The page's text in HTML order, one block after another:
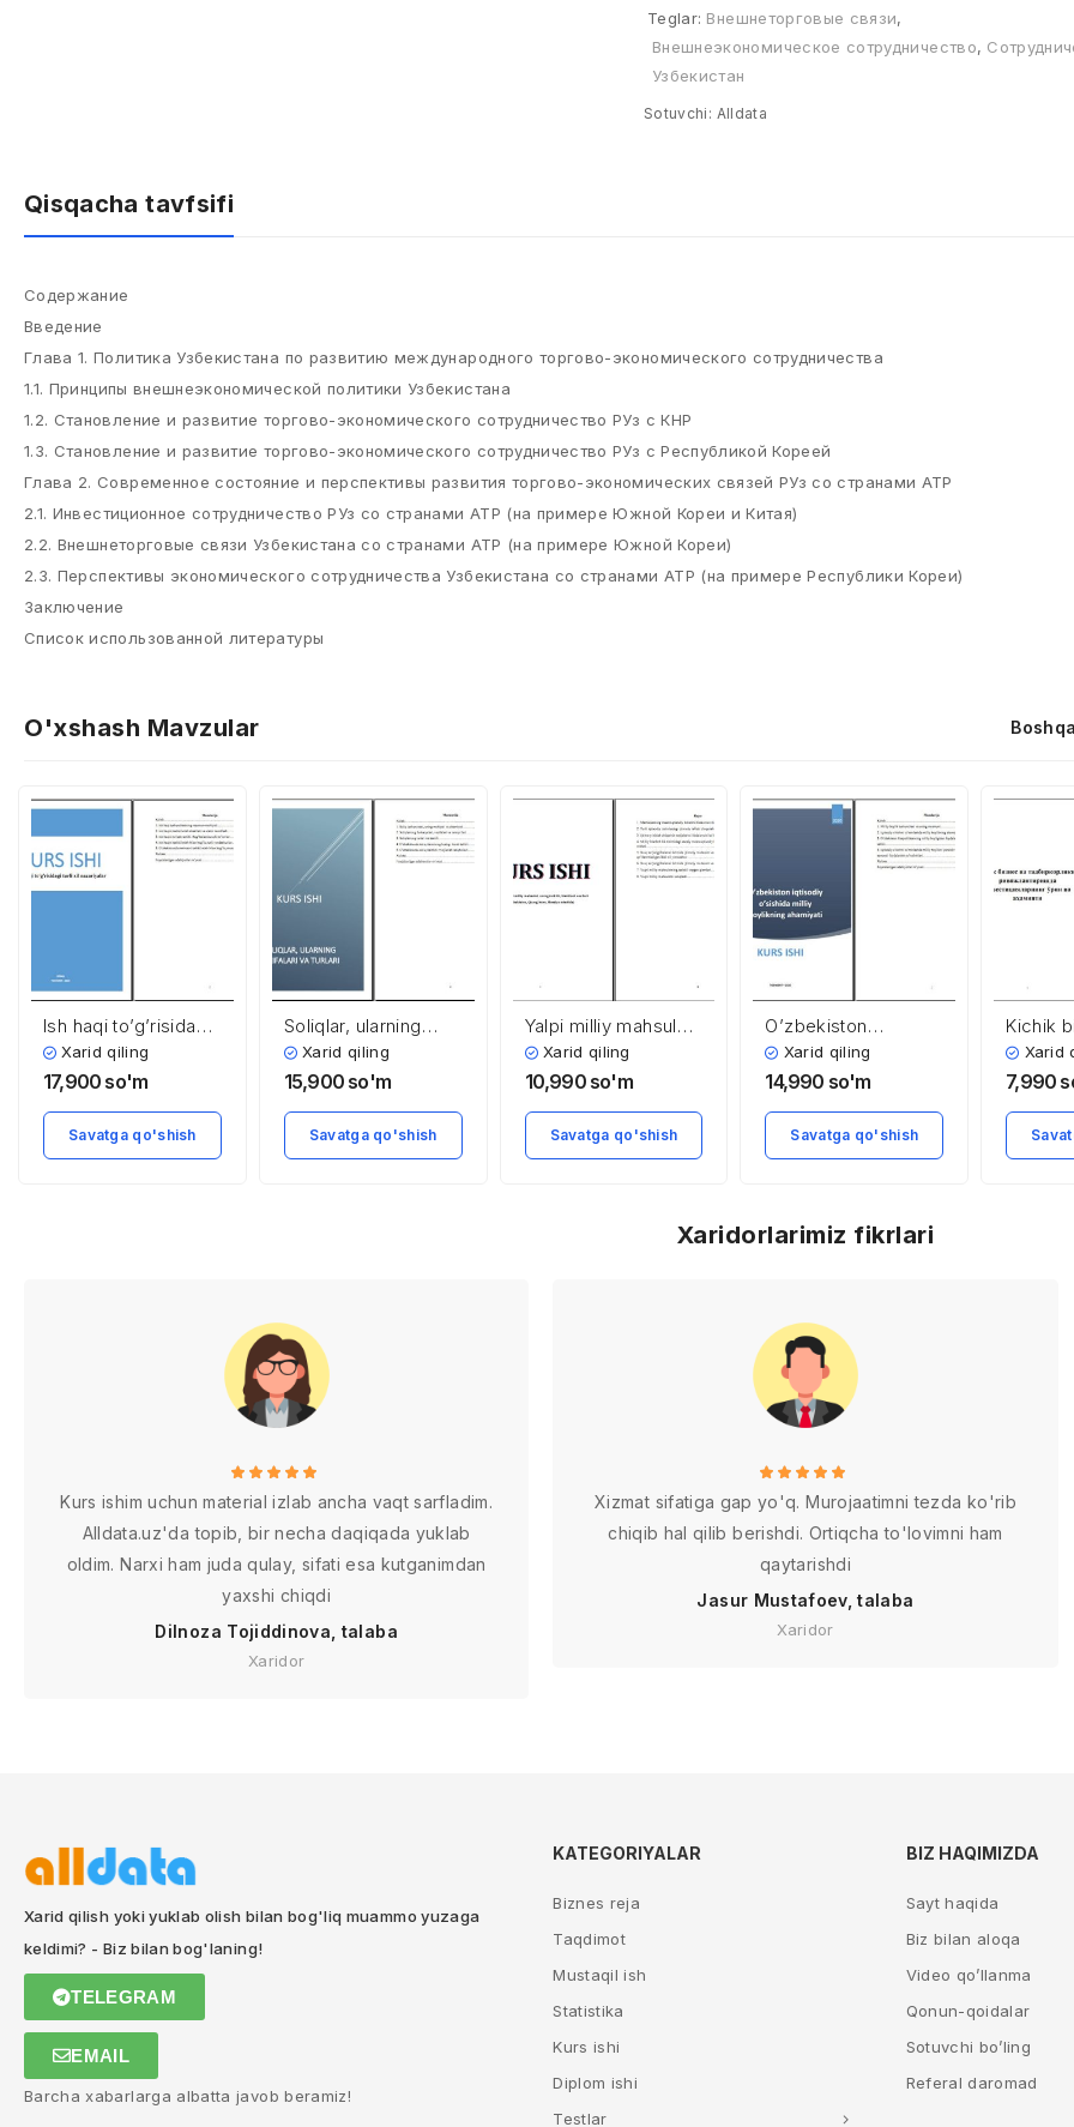
Teglar: Внешнеторговые связи,
Внешнеэкономическое сотрудничество,
Узбекистан
Sotuvchi: Alldata
Qisqacha tavfsifi
Содержание
Введение
Глава 1. Политика Узбекистана по развитию международного торгово-экономического сотрудничества
1.1. Принципы внешнеэкономической политики Узбекистана
1.2. Становление и развитие торгово-экономического сотрудничество РУз с КНР
1.3. Становление и развитие торгово-экономического сотрудничество РУз с Республикой Кореей
Глава 2. Современное состояние и перспективы развития торгово-экономических связей РУз со странами АТР
2.1. Инвестиционное сотрудничество РУз со странами АТР (на примере Южной Кореи и Китая)
2.2. Внешнеторговые связи Узбекистана со странами АТР (на примере Южной Кореи)
2.3. Перспективы экономического сотрудничества Узбекистана со странами АТР (на примере Республики Кореи)
Заключение
Список использованной литературы
O'xshash Mavzular
Ish haqi to’g’risidagi
turli xil nazariyalar
Xarid qiling
17,900 so'm
Savatga qo'shish
Soliqlar, ularning
vazifalari va turlari
Xarid qiling
15,900 so'm
Savatga qo'shish
Yalpi milliy mahsulot,
uning tarkibi,
hisoblash usullari
Qozog’iston,
Rossiya misolida)
Xarid qiling
10,990 so'm
Savatga qo'shish
O’zbekiston
iqtisodiy o’sishida
milliy boylikning
Xarid qiling
14,990 so'm
Savatga qo'shish
Kichik
o’rni
Xarid
7,990
Xaridorlarimiz fikrlari
Kurs ishim uchun material izlab ancha vaqt sarfladim.
Alldata.uz'da topib, bir necha daqiqada yuklab
oldim. Narxi ham juda qulay, sifati esa kutganimdan
yaxshi chiqdi
Dilnoza Tojiddinova, talaba
Xaridor
Xizmat sifatiga gap yo'q. Murojaatimni tezda ko'rib
chiqib hal qilib berishdi. Ortiqcha to'lovimni ham
qaytarishdi
Jasur Mustafoev, talaba
Xaridor
Xarid qilish yoki yuklab olish bilan bog'liq muammo yuzaga
keldimi? - Biz bilan bog'laning!
TELEGRAM
EMAIL
Barcha xabarlarga albatta javob beramiz!
KATEGORIYALAR
Biznes reja
Taqdimot
Mustaqil ish
Statistika
Kurs ishi
Diplom ishi
Testlar
BIZ HAQIMIZDA
Sayt haqida
Biz bilan aloqa
Video qo’llanma
Qonun-qoidalar
Sotuvchi bo’ling
Referal daromad